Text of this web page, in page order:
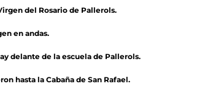
del Rosario de Pallerols.
en andas.
delante de la escuela de Pallerols.
hasta la Cabaña de San Rafael.